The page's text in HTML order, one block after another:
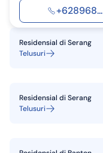
+628968...
Residensial diSerang
Telusuri
Residensial diSerang
Telusuri